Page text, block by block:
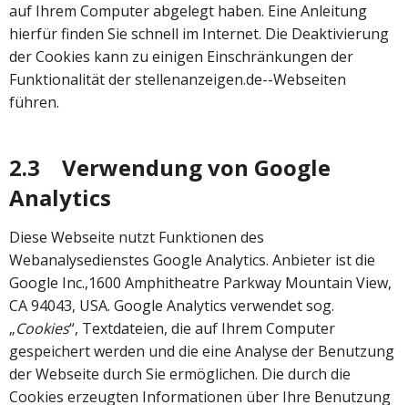
auf Ihrem Computer abgelegt haben. Eine Anleitung
hierfür finden Sie schnell im Internet. Die Deaktivierung
der Cookies kann zu einigen Einschränkungen der
Funktionalität der stellenanzeigen.de--Webseiten
führen.
2.3 Verwendung von Google
Analytics
Diese Webseite nutzt Funktionen des
Webanalysedienstes Google Analytics. Anbieter ist die
Google Inc.,1600 Amphitheatre Parkway Mountain View,
CA 94043, USA. Google Analytics verwendet sog.
„Cookies“, Textdateien, die auf Ihrem Computer
gespeichert werden und die eine Analyse der Benutzung
der Webseite durch Sie ermöglichen. Die durch die
Cookies erzeugten Informationen über Ihre Benutzung